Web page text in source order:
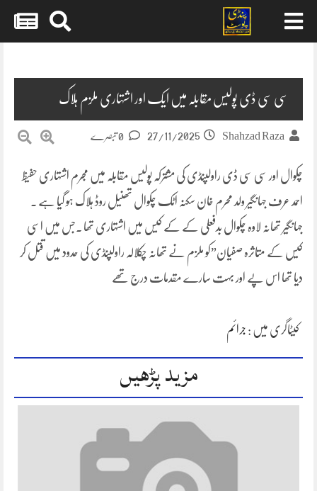
سی سی ڈی پولیس مقابلہ میں ایک اور اشتہاری ملزم ہلاک
Shahzad Raza
27/11/2025
چکوال اور سی سی ڈی راولپنڈی کی مشترکہ پولیس مقابلہ میں مجرم اشتہاری حفیظ
احمد عرف جہانگیر ولد محرم خان سکنہ اٹک چکوال تھنیل روڈ ہلاک ہو گیا ہے ۔
جہانگیر تھانہ لاوہ چکوال بدفعلی کے کے کیس میں اشتہاری تھا ۔جس میں اسی
کیس کے متاثرہ صفیان”کو ملزم نے تھانہ چکلالہ راولپنڈی کی حدود میں قتل کر
دیا تھا اس پے اور بہت سارے مقدمات درج تھے
کیٹاگری میں : جرائم
مزید پڑھیں